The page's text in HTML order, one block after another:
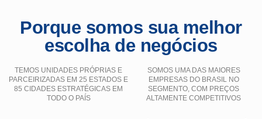
Porque somos sua melhor
escolha de negócios
TEMOS UNIDADES PRÓPRIAS E
PARCEIRIZADAS EM 25 ESTADOS E
85 CIDADES ESTRATÉGICAS EM
TODO O PAÍS
SOMOS UMA DAS MAIORES
EMPRESAS DO BRASIL NO
SEGMENTO, COM PREÇOS
ALTAMENTE COMPETITIVOS